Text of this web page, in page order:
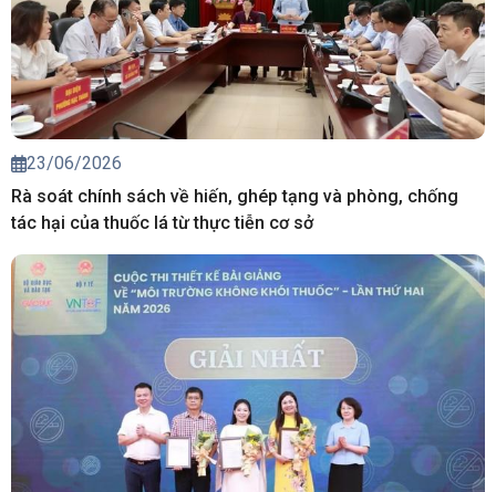
23/06/2026
Rà soát chính sách về hiến, ghép tạng và phòng, chống
tác hại của thuốc lá từ thực tiễn cơ sở